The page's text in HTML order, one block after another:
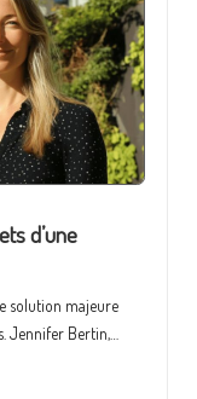
d’une
solution majeure
Jennifer Bertin,…